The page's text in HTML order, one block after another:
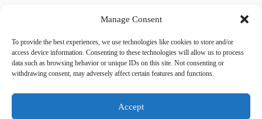
Manage Consent
To provide the best experiences, we use technologies like cookies to store and/or
access device information. Consenting to these technologies will allow us to process
data such as browsing behavior or unique IDs on this site. Not consenting or
withdrawing consent, may adversely affect certain features and functions.
Accept
Em resumo, o hiperfoco é um estado de concentração intensa e
prolongada em uma atividade específica. Embora seja comumente
associado ao TDAH, também pode ocorrer em indivíduos sem esse
diagnóstico. O hiperfoco pode trazer benefícios em termos de
como a negligência de outras áreas da vida. Gerenciar o hiperfoco de
forma saudável envolve estabelecer limites, buscar apoio profissional e
encontrar o equilíbrio entre o hiperfoco e outras responsabilidades.